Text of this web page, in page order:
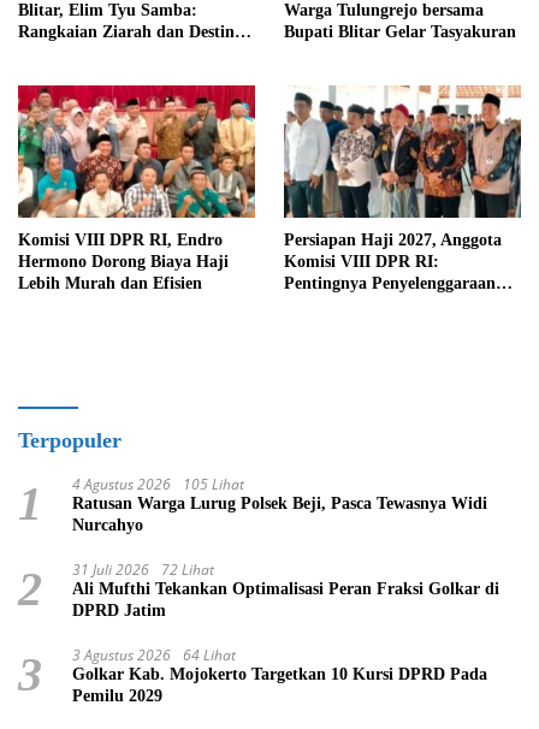
Blitar, Elim Tyu Samba:
Rangkaian Ziarah dan Destinasi
Warga Tulungrejo bersama
Bupati Blitar Gelar Tasyakuran
Komisi VIII DPR RI, Endro
Hermono Dorong Biaya Haji
Lebih Murah dan Efisien
Persiapan Haji 2027, Anggota
Komisi VIII DPR RI:
Pentingnya Penyelenggaraan
Terpopuler
1 4 Agustus 2026 105 Lihat
Ratusan Warga Lurug Polsek Beji, Pasca Tewasnya Widi
Nurcahyo
2 31 Juli 2026 72 Lihat
Ali Mufthi Tekankan Optimalisasi Peran Fraksi Golkar di
DPRD Jatim
3 3 Agustus 2026 64 Lihat
Golkar Kab. Mojokerto Targetkan 10 Kursi DPRD Pada
Pemilu 2029